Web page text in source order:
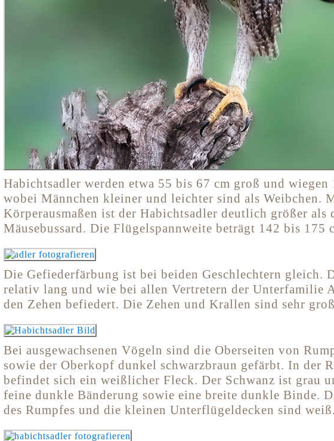
Habichtsadler werden etwa 55 bis 67 cm groß und wiegen
wobei Männchen kleiner und leichter sind als Weibchen.
Körperausmaßen ist der Habichtsadler deutlich größer als
Mäusebussard. Die Flügelspannweite beträgt 142 bis 175
Die Gefiederfärbung ist bei beiden Geschlechtern gleich.
relativ lang und wie bei allen Vertretern der Unterfamilie
den Zehen befiedert. Die Zehen und Krallen sind sehr
Bei ausgewachsenen Vögeln sind die Oberseiten von
sowie der Oberkopf dunkel schwarzbraun gefärbt. In der
befindet sich ein weißlicher Fleck. Der Schwanz ist grau
feine dunkle Bänderung sowie eine breite dunkle Binde.
des Rumpfes und die kleinen Unterflügeldecken sind weiß.